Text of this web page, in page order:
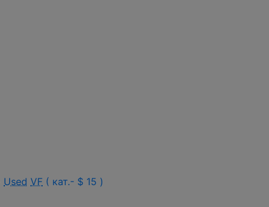
Used VF ( кат.- $ 15 )